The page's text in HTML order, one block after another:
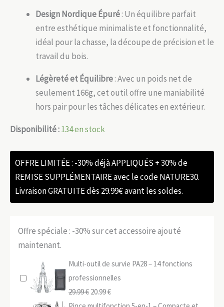
Design Nordique Épuré: Un équilibre parfait
entre esthétique minimaliste et fonctionnalité,
idéal pour la chasse, la découpe de précision et le
travail du bois.
Légèreté et Équilibre: Avec un poids net de
seulement 166g, cet outil offre une maniabilité
hors pair pour les tâches délicates en extérieur.
Disponibilité :134 en stock
OFFRE LIMITÉE : -30% déjà APPLIQUÉS + 30% de
REMISE SUPPLÉMENTAIRE avec le code NATURE30.
Livraison GRATUITE dès 29.99€ avant les soldes.
Offre spéciale : -30% sur cet accessoire ajouté
maintenant.
Multi-outil de survie PA28 – 14 fonctions
professionnelles
29.99€ Le
20.99€Le